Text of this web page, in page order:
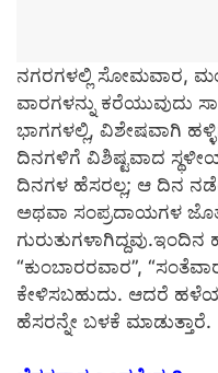
ನಗರಗಳಲ್ಲಿ ಸೋಮವಾರ,
ವಾರಗಳನ್ನು ಕರೆಯುವುದು
ಭಾಗಗಳಲ್ಲಿ, ವಿಶೇಷವಾಗಿ
ದಿನಗಳಿಗೆ ವಿಶಿಷ್ಟವಾದ
ದಿನಗಳ ಹೆಸರಲ್ಲ; ಆ ದಿನ
ಅಥವಾ ಸಂಪ್ರದಾಯಗಳ
“ಕುಂಬಾರರವಾರ”,
ಕೇಳಿಸಬಹುದು. ಆದರೆ
ಹೆಸರನ್ನೇ ಬಳಕೆ ಮಾಡುತ್ತಾರೆ.